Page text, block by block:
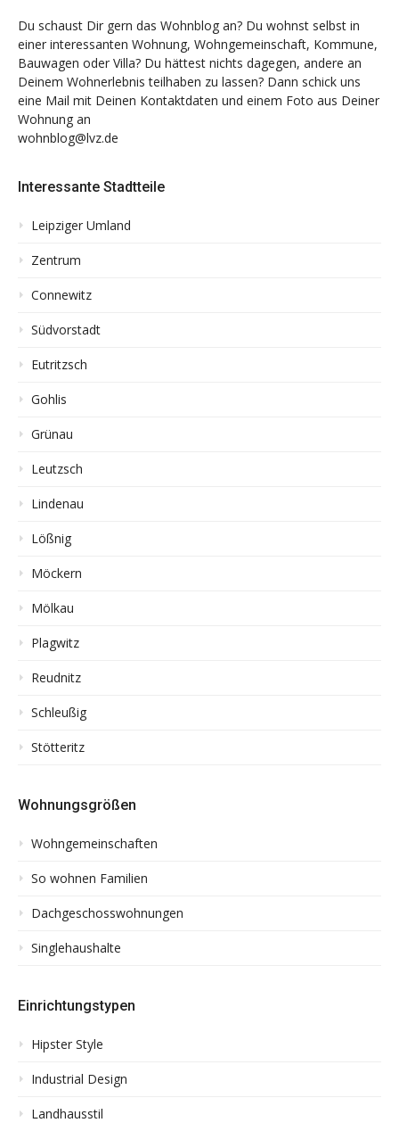
Du schaust Dir gern das Wohnblog an? Du wohnst selbst in
einer interessanten Wohnung, Wohngemeinschaft, Kommune,
Bauwagen oder Villa? Du hättest nichts dagegen, andere an
Deinem Wohnerlebnis teilhaben zu lassen? Dann schick uns
eine Mail mit Deinen Kontaktdaten und einem Foto aus Deiner
Wohnung an
wohnblog@lvz.de
Interessante Stadtteile
Leipziger Umland
Zentrum
Connewitz
Südvorstadt
Eutritzsch
Gohlis
Grünau
Leutzsch
Lindenau
Lößnig
Möckern
Mölkau
Plagwitz
Reudnitz
Schleußig
Stötteritz
Wohnungsgrößen
Wohngemeinschaften
So wohnen Familien
Dachgeschosswohnungen
Singlehaushalte
Einrichtungstypen
Hipster Style
Industrial Design
Landhausstil